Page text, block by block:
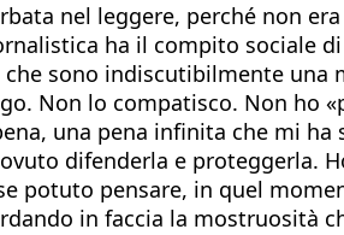
nel leggere, perché non
ha il compito sociale
sono indiscutibilmente una
Non lo compatisco. Non ho
una pena infinita che mi
difenderla e proteggerla.
potuto pensare, in quel
in faccia la mostruosità